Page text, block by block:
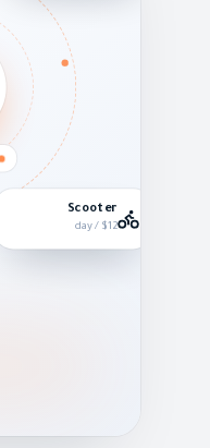
Scooter
$12 / day